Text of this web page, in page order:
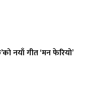
नयाँ गीत ‘मन फेरियो’